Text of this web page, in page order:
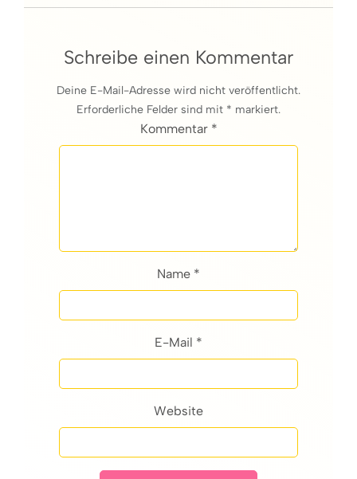
Schreibe einen Kommentar
Deine E-Mail-Adresse wird nicht veröffentlicht.
Erforderliche Felder sind mit * markiert.
Kommentar *
Name *
E-Mail *
Website